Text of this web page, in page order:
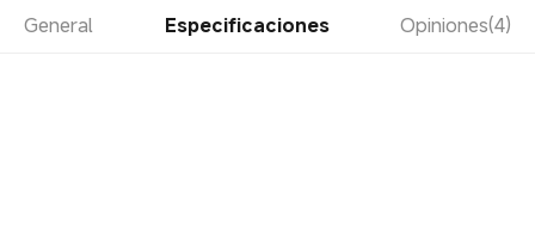
General Especificaciones Opiniones(4)